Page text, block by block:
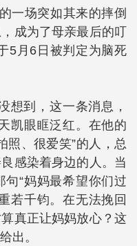
一场突如其来的摔倒
成为了母亲最后的叮
5月6日被判定为脑死
想到，这一条消息，
凯眼眶泛红。在他的
照、很爱笑”的人，总
感染着身边的人。当
“妈妈最希望你们过
若千钧。在无法挽回
真正让妈妈放心？这
出。